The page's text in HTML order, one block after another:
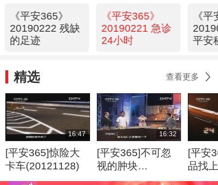
《平安365》
20190222 残缺
的足迹
《平安365》
20190221 急诊
24小时
《
平安
精选 查看更多
16:47
[平安365]惊险大
卡车(20121128)
16:32
[平安365]不可忽
视的肿块
(20120807)
[平安
品找